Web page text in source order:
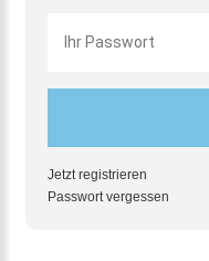
Jetzt registrieren
Passwort vergessen